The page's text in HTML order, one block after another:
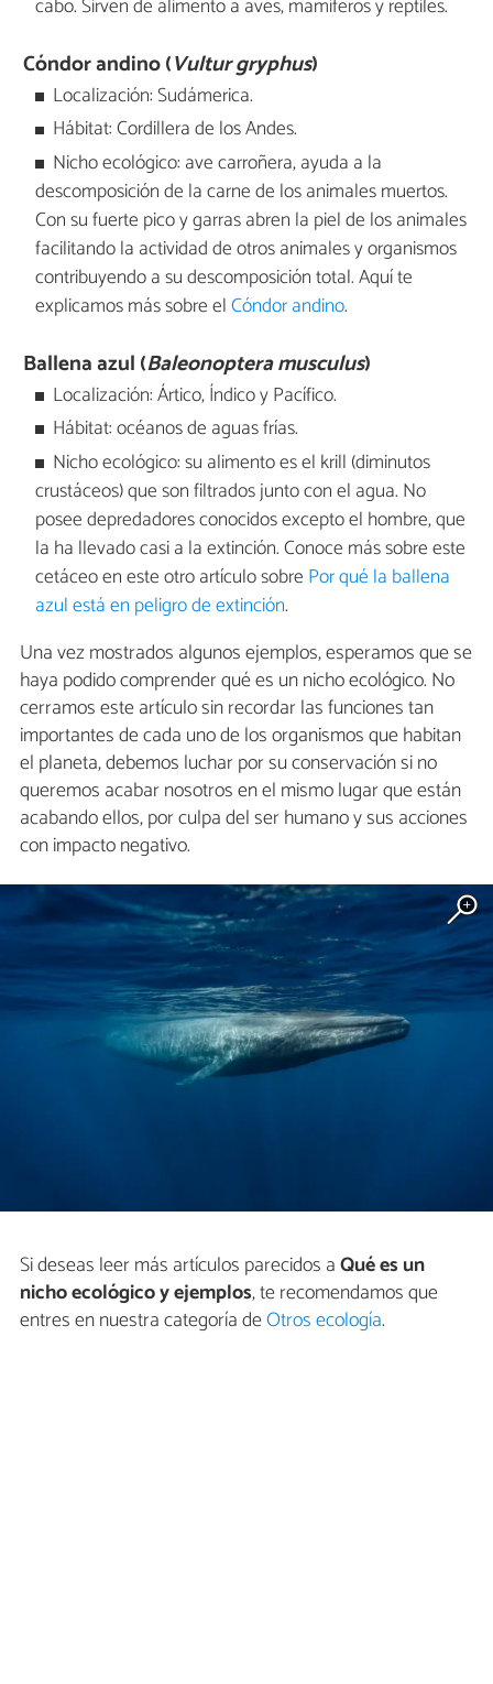
cabo. Sirven de alimento a aves, mamíferos y reptiles.
Cóndor andino (Vultur gryphus)
Localización: Sudámerica.
Hábitat: Cordillera de los Andes.
Nicho ecológico: ave carroñera, ayuda a la
descomposición de la carne de los animales muertos.
Con su fuerte pico y garras abren la piel de los animales
facilitando la actividad de otros animales y organismos
contribuyendo a su descomposición total. Aquí te
explicamos más sobre elCóndor andino.
Ballena azul (Baleonoptera musculus)
Localización: Ártico, Índico y Pacífico.
Hábitat: océanos de aguas frías.
Nicho ecológico: su alimento es el krill (diminutos
crustáceos) que son filtrados junto con el agua. No
posee depredadores conocidos excepto el hombre, que
la ha llevado casi a la extinción. Conoce más sobre este
cetáceo en este otro artículo sobre Por qué la ballena
azul está en peligro de extinción.
Una vez mostrados algunos ejemplos, esperamos que se
haya podido comprender qué es un nicho ecológico. No
cerramos este artículo sin recordar las funciones tan
importantes de cada uno de los organismos que habitan
el planeta, debemos luchar por su conservación si no
queremos acabar nosotros en el mismo lugar que están
acabando ellos, por culpa del ser humano y sus acciones
con impacto negativo.
Si deseas leer más artículos parecidos aQué es un
nicho ecológico y ejemplos, te recomendamos que
entres en nuestra categoría deOtros ecología.